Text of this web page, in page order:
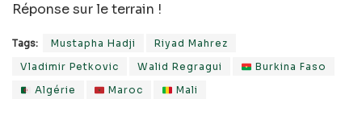
Réponse sur le terrain !
Tags: Mustapha Hadji
Riyad Mahrez
Vladimir Petkovic
Walid Regragui
Burkina Faso
Algérie
Maroc Mali